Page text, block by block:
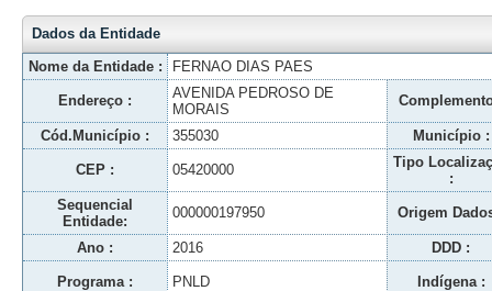
Dados da Entidade
Nome da Entidade :
FERNAO DIAS PAES
Endereço :
AVENIDA PEDROSO DE
MORAIS
Cód.Município : 355030 Município :
CEP : 05420000
Tipo
:
Sequencial
Entidade:
000000197950 Origem
Ano : 2016 DDD :
Programa : PNLD Indígena :